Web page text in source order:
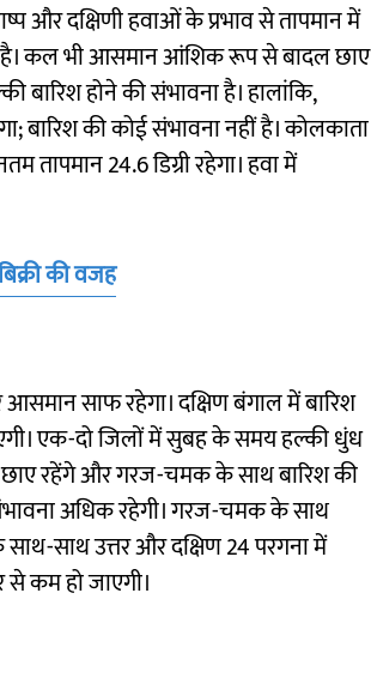
दक्षिणी हवाओं के प्रभाव से तापमान में
है। कल भी आसमान आंशिक रूप से बादल छाए
बारिश होने की संभावना है। हालांकि,
बारिश की कोई संभावना नहीं है। कोलकाता
तापमान 24.6 डिग्री रहेगा। हवा में
की वजह
साफ ​​रहेगा। दक्षिण बंगाल में बारिश
एक-दो जिलों में सुबह के समय हल्की धुंध
छाए रहेंगे और गरज-चमक के साथ बारिश की
अधिक रहेगी। गरज-चमक के साथ
साथ-साथ उत्तर और दक्षिण 24 परगना में
से कम हो जाएगी।